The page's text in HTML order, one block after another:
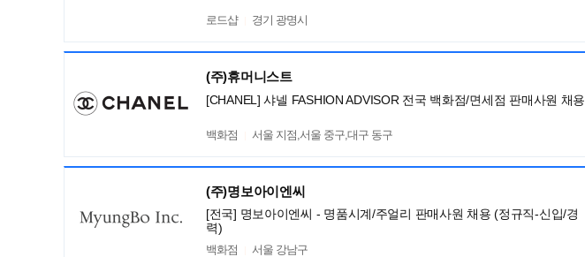
로드샵 경기 광명시
(주)휴머니스트
[CHANEL] 샤넬 FASHION ADVISOR 전국 백화점/면세점 판매사원 채용
백화점 서울 지점,서울 중구,대구 동구
(주)명보아이엔씨
[전국] 명보아이엔씨 - 명품시계/주얼리 판매사원 채용 (정규직-신입/경
력)
백화점 서울 강남구